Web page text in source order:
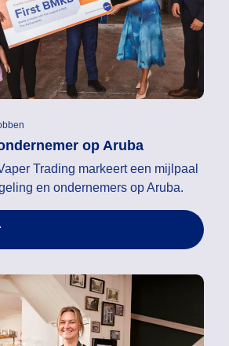
op Aruba
Trading markeert een mijlpaal
en ondernemers op Aruba.